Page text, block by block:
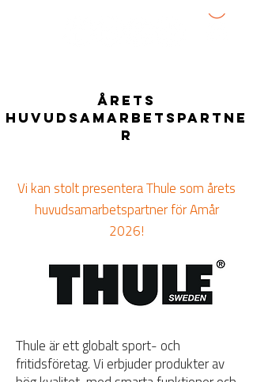
årets
huvudsamarbetspartne
r
Vi kan stolt presentera Thule som årets
huvudsamarbetspartner för Amår
2026!
Thule är ett globalt sport- och
fritidsföretag. Vi erbjuder produkter av